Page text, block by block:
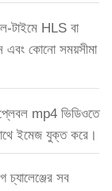
টাইমে HLS বা
এবং কোনো সময়সীমা
mp4 ভিডিওতে
ইমেজ যুক্ত করে।
চ্যালেঞ্জের সব